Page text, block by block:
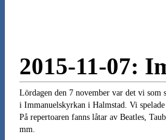
2015-11-07:
Lördagen den 7 november var det vi som
i Immanuelskyrkan i Halmstad. Vi
På repertoaren fanns låtar av Beatles,
mm.